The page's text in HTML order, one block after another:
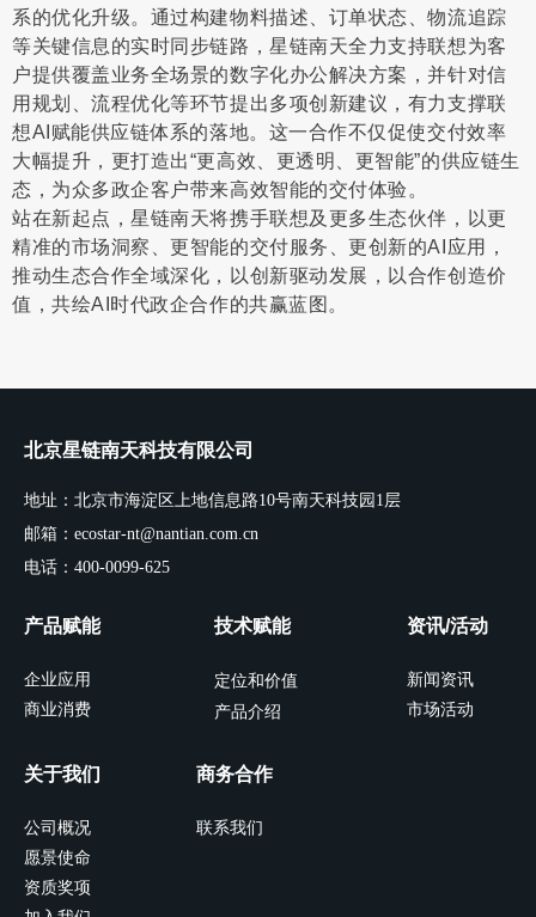
系的优化升级。通过构建物料描述、订单状态、物流追踪
等关键信息的实时同步链路，星链南天全力支持联想为客
户提供覆盖业务全场景的数字化办公解决方案，并针对信
用规划、流程优化等环节提出多项创新建议，有力支撑联
想AI 赋能供应链体系的落地。这一合作不仅促使交付效率
大幅提升，更打造出“更高效、更透明、更智能”的供应链生
态，为众多政企客户带来高效智能的交付体验。
站在新起点，星链南天将携手联想及更多生态伙伴，以更
精准的市场洞察、更智能的交付服务、更创新的AI 应用，
推动生态合作全域深化 ，以创新驱动发展，以合作创造价
值，共绘AI 时代政企合作的共赢蓝图。
产品赋能
企业应用
商业消费
技术赋能
定位和价值
产品介绍
资讯/活动
新闻资讯
市场活动
关于我们
公司概况
愿景使命
资质奖项
商务合作
联系我们
北京星链南天科技有限公司
地址：北京市海淀区上地信息路10号南天科技园1层
邮箱：ecostar-nt@nantian.com.cn
电话：400-0099-625